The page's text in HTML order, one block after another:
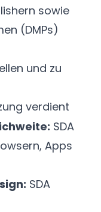
sowie
(DMPs)
und zu
verdient
SDA
Apps
SDA